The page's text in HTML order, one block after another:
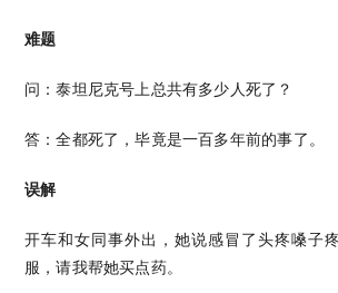
难题
问：泰坦尼克号上总共有多少人死了？
答：全都死了，毕竟是一百多年前的事了。
误解
开车和女同事外出，她说感冒了头疼嗓子
服，请我帮她买点药。